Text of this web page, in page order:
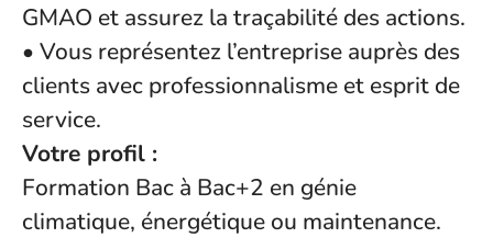
GMAO et assurez la traçabilité des actions.
• Vous représentez l’entreprise auprès des
clients avec professionnalisme et esprit de
service.
Votre profil :
Formation Bac à Bac+2 en génie
climatique, énergétique ou maintenance.